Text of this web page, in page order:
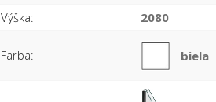
Výška:
2080
Farba: biela